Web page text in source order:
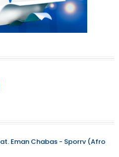
Eman Chabas - Sporrv (Afro